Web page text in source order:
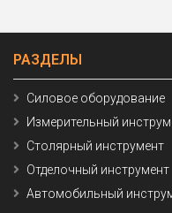
РАЗДЕЛЫ
Силовое оборудование
Измерительный
Столярный инструмент
Отделочный инструмент
Автомобильный